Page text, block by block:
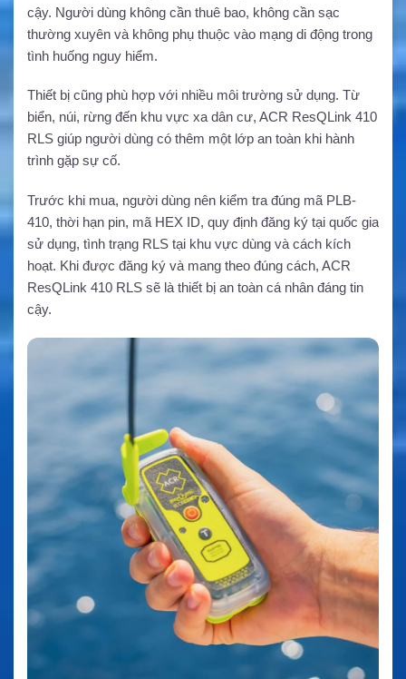
cậy. Người dùng không cần thuê bao, không cần sạc
thường xuyên và không phụ thuộc vào mạng di động trong
tình huống nguy hiểm.
Thiết bị cũng phù hợp với nhiều môi trường sử dụng. Từ
biển, núi, rừng đến khu vực xa dân cư, ACR ResQLink 410
RLS giúp người dùng có thêm một lớp an toàn khi hành
trình gặp sự cố.
Trước khi mua, người dùng nên kiểm tra đúng mã PLB-
410, thời hạn pin, mã HEX ID, quy định đăng ký tại quốc gia
sử dụng, tình trạng RLS tại khu vực dùng và cách kích
hoạt. Khi được đăng ký và mang theo đúng cách, ACR
ResQLink 410 RLS sẽ là thiết bị an toàn cá nhân đáng tin
cậy.